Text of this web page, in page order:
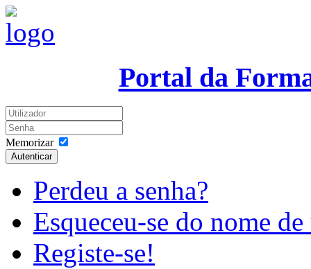
Portal da
Memorizar
Autenticar
Perdeu a senha?
Esqueceu-se do nome
Registe-se!